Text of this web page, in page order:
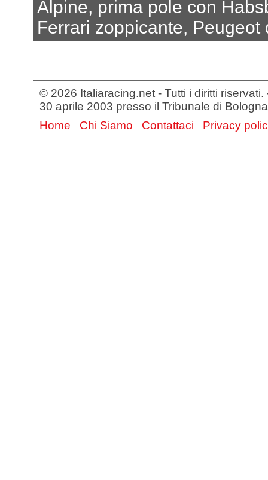
Alpine, prima pole con
Ferrari zoppicante, Peugeot
© 2026 Italiaracing.net - Tutti i diritti
30 aprile 2003 presso il Tribunale di Bologna
Home
Chi Siamo Contattaci Privacy